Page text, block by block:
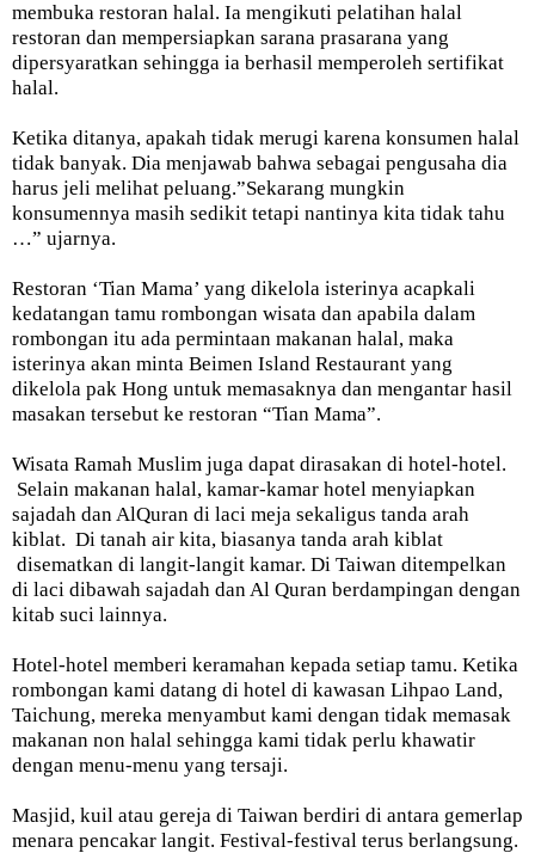
membuka restoran halal. Ia mengikuti pelatihan halal
restoran dan mempersiapkan sarana prasarana yang
dipersyaratkan sehingga ia berhasil memperoleh sertifikat
halal.
Ketika ditanya, apakah tidak merugi karena konsumen halal
tidak banyak. Dia menjawab bahwa sebagai pengusaha dia
harus jeli melihat peluang.”Sekarang mungkin
konsumennya masih sedikit tetapi nantinya kita tidak tahu
…” ujarnya.
Restoran ‘Tian Mama’ yang dikelola isterinya acapkali
kedatangan tamu rombongan wisata dan apabila dalam
rombongan itu ada permintaan makanan halal, maka
isterinya akan minta Beimen Island Restaurant yang
dikelola pak Hong untuk memasaknya dan mengantar hasil
masakan tersebut ke restoran “Tian Mama”.
Wisata Ramah Muslim juga dapat dirasakan di hotel-hotel.
Selain makanan halal, kamar-kamar hotel menyiapkan
sajadah dan AlQuran di laci meja sekaligus tanda arah
kiblat. Di tanah air kita, biasanya tanda arah kiblat
disematkan di langit-langit kamar. Di Taiwan ditempelkan
di laci dibawah sajadah dan Al Quran berdampingan dengan
kitab suci lainnya.
Hotel-hotel memberi keramahan kepada setiap tamu. Ketika
rombongan kami datang di hotel di kawasan Lihpao Land,
Taichung, mereka menyambut kami dengan tidak memasak
makanan non halal sehingga kami tidak perlu khawatir
dengan menu-menu yang tersaji.
Masjid, kuil atau gereja di Taiwan berdiri di antara gemerlap
menara pencakar langit. Festival-festival terus berlangsung.